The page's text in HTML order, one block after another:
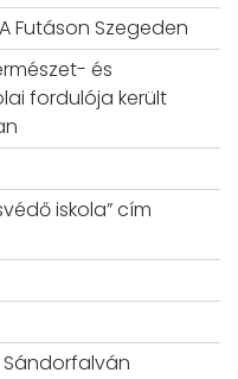
Futáson Szegeden
és
fordulója került
iskola” cím